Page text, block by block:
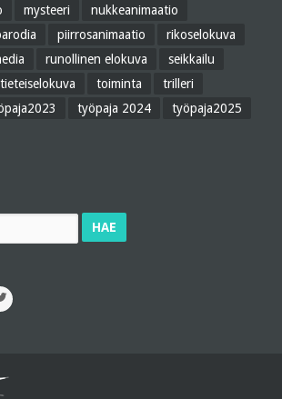
mysteeri
nukkeanimaatio
piirrosanimaatio
rikoselokuva
runollinen elokuva
seikkailu
tieteiselokuva toiminta
trilleri
työpaja 2024
työpaja2025